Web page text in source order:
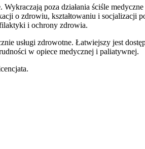
poza działania ściśle
o zdrowiu, kształtowaniu i socjalizacji
i ochrony zdrowia.
usługi zdrowotne. Łatwiejszy jest
w opiece medycznej i paliatywnej.